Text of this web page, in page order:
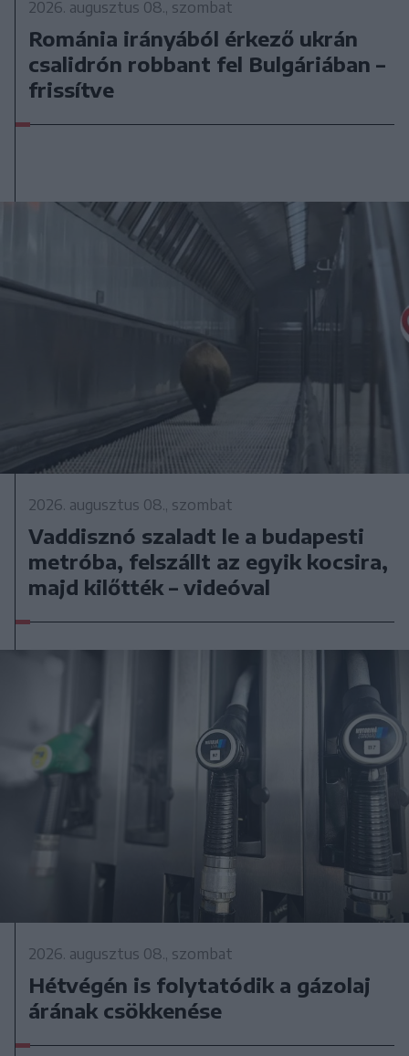
2026. augusztus 08., szombat
Románia irányából érkező ukrán
csalidrón robbant fel Bulgáriában –
frissítve
2026. augusztus 08., szombat
Vaddisznó szaladt le a budapesti
metróba, felszállt az egyik kocsira,
majd kilőtték – videóval
2026. augusztus 08., szombat
Hétvégén is folytatódik a gázolaj
árának csökkenése